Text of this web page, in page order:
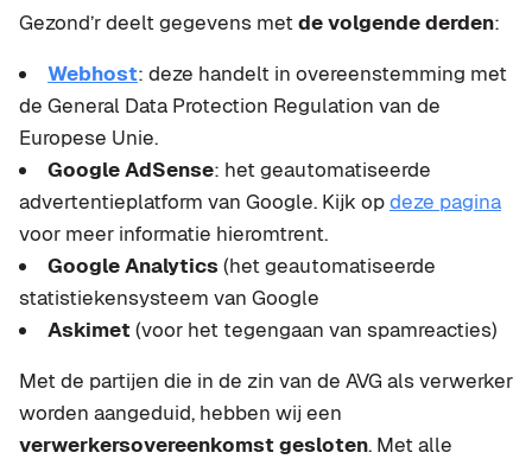
Gezond’r deelt gegevens met de volgende derden:
Webhost: deze handelt in overeenstemming met
de General Data Protection Regulation van de
Europese Unie.
Google AdSense: het geautomatiseerde
advertentieplatform van Google. Kijk opdeze pagina
voor meer informatie hieromtrent.
Google Analytics (het geautomatiseerde
statistiekensysteem van Google
Askimet(voor het tegengaan van spamreacties)
Met de partijen die in de zin van de AVG als verwerker
worden aangeduid, hebben wij een
verwerkersovereenkomst gesloten. Met alle